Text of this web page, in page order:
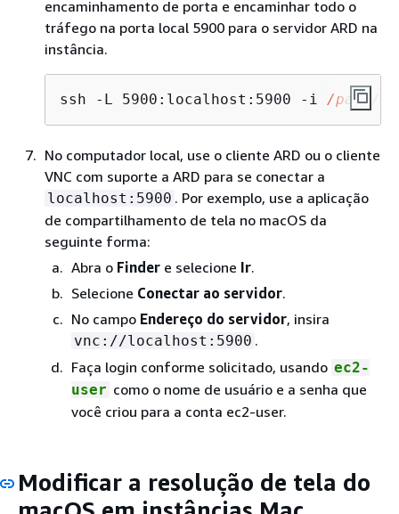
encaminhamento de porta e encaminhar todo o
tráfego na porta local 5900 para o servidor ARD na
instância.
ssh -L 5900:localhost:5900 -i /path/
No computador local, use o cliente ARD ou o cliente
VNC com suporte a ARD para se conectar a
localhost:5900 . Por exemplo, use a aplicação
de compartilhamento de tela no macOS da
seguinte forma:
Abra o Finder e selecione Ir.
Selecione Conectar ao servidor.
No campo Endereço do servidor, insira
vnc://localhost:5900 .
Faça login conforme solicitado, usando ec2-
user como o nome de usuário e a senha que
você criou para a conta ec2-user.
Modificar a resolução de tela do